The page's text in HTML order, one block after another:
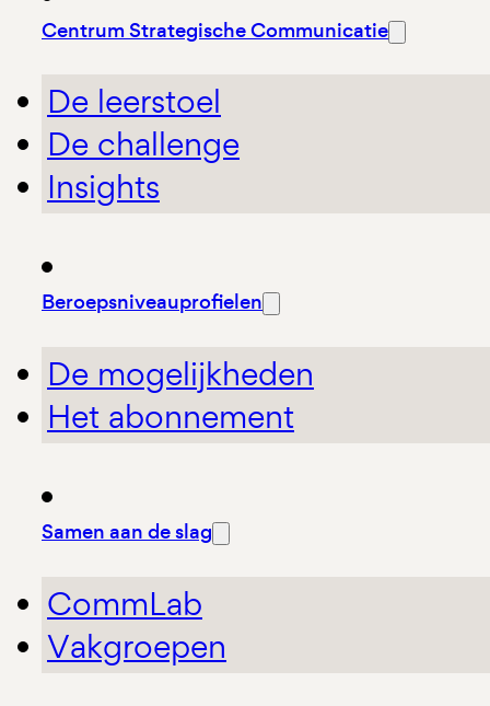
Centrum Strategische Communicatie
De leerstoel
De challenge
Insights
Beroepsniveauprofielen
De mogelijkheden
Het abonnement
Samen aan de slag
CommLab
Vakgroepen